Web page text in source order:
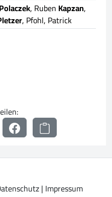
Polaczek, Ruben Kapzan,
, Pfohl, Patrick
| Impressum